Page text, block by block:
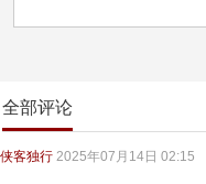
全部评论
侠客独行 2025年07月14日 02:15